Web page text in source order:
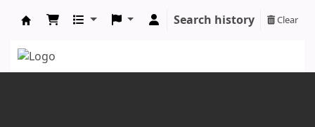
Search history Clear